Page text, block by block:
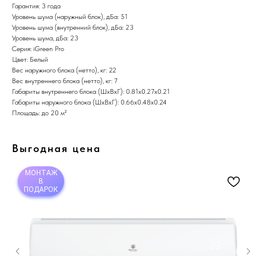
Гарантия: 3 года
Уровень шума (наружный блок), дБа: 51
Уровень шума (внутренний блок), дБа: 23
Уровень шума, дБа: 23
Серия: iGreen Pro
Цвет: Белый
Вес наружного блока (нетто), кг: 22
Вес внутреннего блока (нетто), кг: 7
Габариты внутреннего блока (ШхВхГ): 0.81х0.27х0.21
Габариты наружного блока (ШхВхГ): 0.66х0.48х0.24
Площадь: до 20 м²
Выгодная цена
МОНТАЖ
В
ПОДАРОК